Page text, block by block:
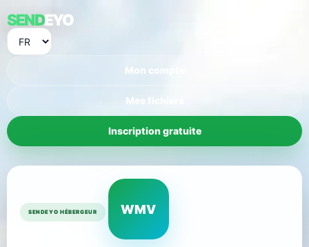
SENDEYO
Mon compte
Mes fichiers
Inscription gratuite
SENDEYO HÉBERGEUR WMV